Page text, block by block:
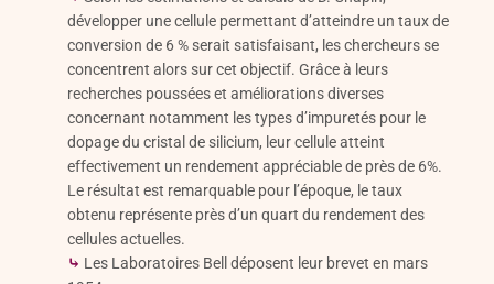
développer une cellule permettant d’atteindre un taux de
conversion de 6 % serait satisfaisant, les chercheurs se
concentrent alors sur cet objectif. Grâce à leurs
recherches poussées et améliorations diverses
concernant notamment les types d’impuretés pour le
dopage du cristal de silicium, leur cellule atteint
effectivement un rendement appréciable de près de 6%.
Le résultat est remarquable pour l’époque, le taux
obtenu représente près d’un quart du rendement des
cellules actuelles.
⤷ Les Laboratoires Bell déposent leur brevet en mars